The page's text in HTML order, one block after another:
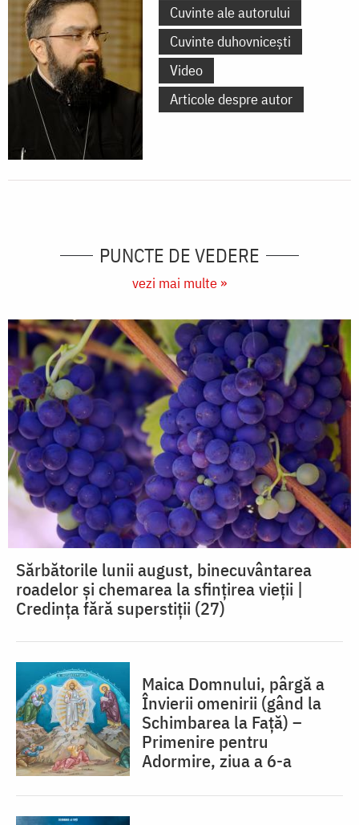
Cuvinte ale autorului
Cuvinte duhovnicești
Video
Articole despre autor
PUNCTE DE VEDERE
vezi mai multe »
Sărbătorile lunii august, binecuvântarea
roadelor și chemarea la sfințirea vieții |
Credința fără superstiții (27)
Maica Domnului, pârgă a
Învierii omenirii (gând la
Schimbarea la Față) –
Primenire pentru
Adormire, ziua a 6-a